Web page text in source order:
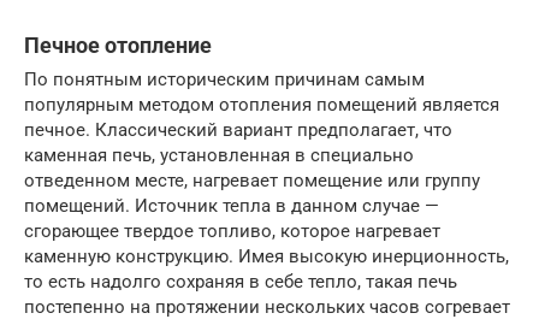
Печное отопление
По понятным историческим причинам самым
популярным методом отопления помещений является
печное. Классический вариант предполагает, что
каменная печь, установленная в специально
отведенном месте, нагревает помещение или группу
помещений. Источник тепла в данном случае —
сгорающее твердое топливо, которое нагревает
каменную конструкцию. Имея высокую инерционность,
то есть надолго сохраняя в себе тепло, такая печь
постепенно на протяжении нескольких часов согревает